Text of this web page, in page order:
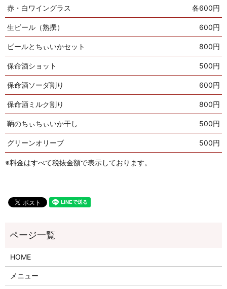
赤・白ワイングラス 各600円
生ビール（熟撰） 600円
ビールとちぃいかセット 800円
保命酒ショット 500円
保命酒ソーダ割り 600円
保命酒ミルク割り 800円
鞆のちぃちぃいか干し 500円
グリーンオリーブ 500円
※料金はすべて税抜金額で表示しております。
HOME
メニュー